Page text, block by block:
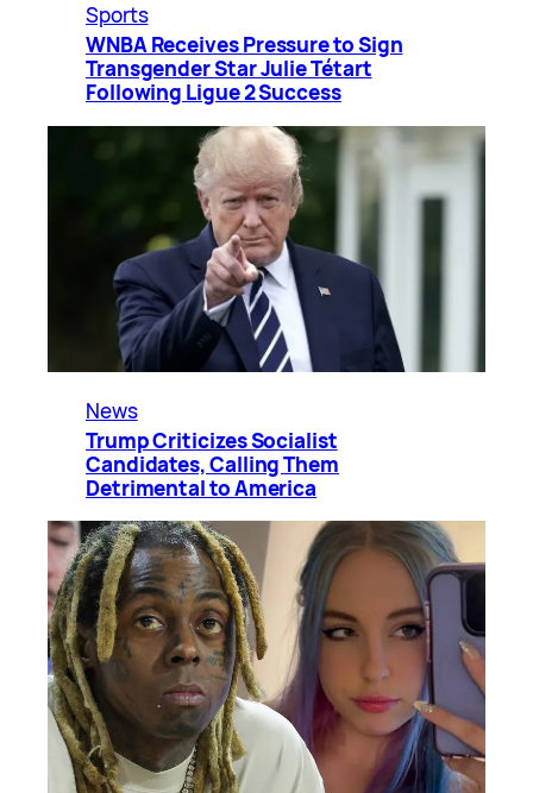
Sports
WNBA Receives Pressure to Sign
Transgender Star Julie Tétart
Following Ligue 2 Success
News
Trump Criticizes Socialist
Candidates, Calling Them
Detrimental to America